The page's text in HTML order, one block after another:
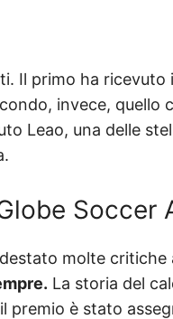
Il primo ha ricevuto
invece, quello
Leao, una delle
Soccer
molte critiche
La storia del
premio è stato